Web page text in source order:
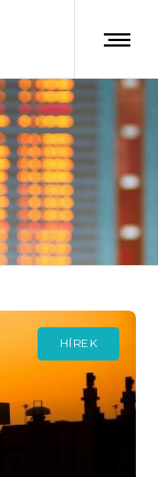
HÍREK